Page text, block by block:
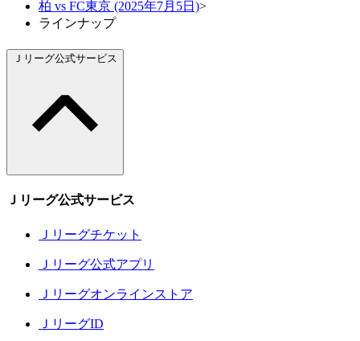
柏 vs FC東京 (2025年7月5日)>
ラインナップ
Ｊリーグ公式サービス
Ｊリーグ公式サービス
Ｊリーグチケット
Ｊリーグ公式アプリ
Ｊリーグオンラインストア
ＪリーグID